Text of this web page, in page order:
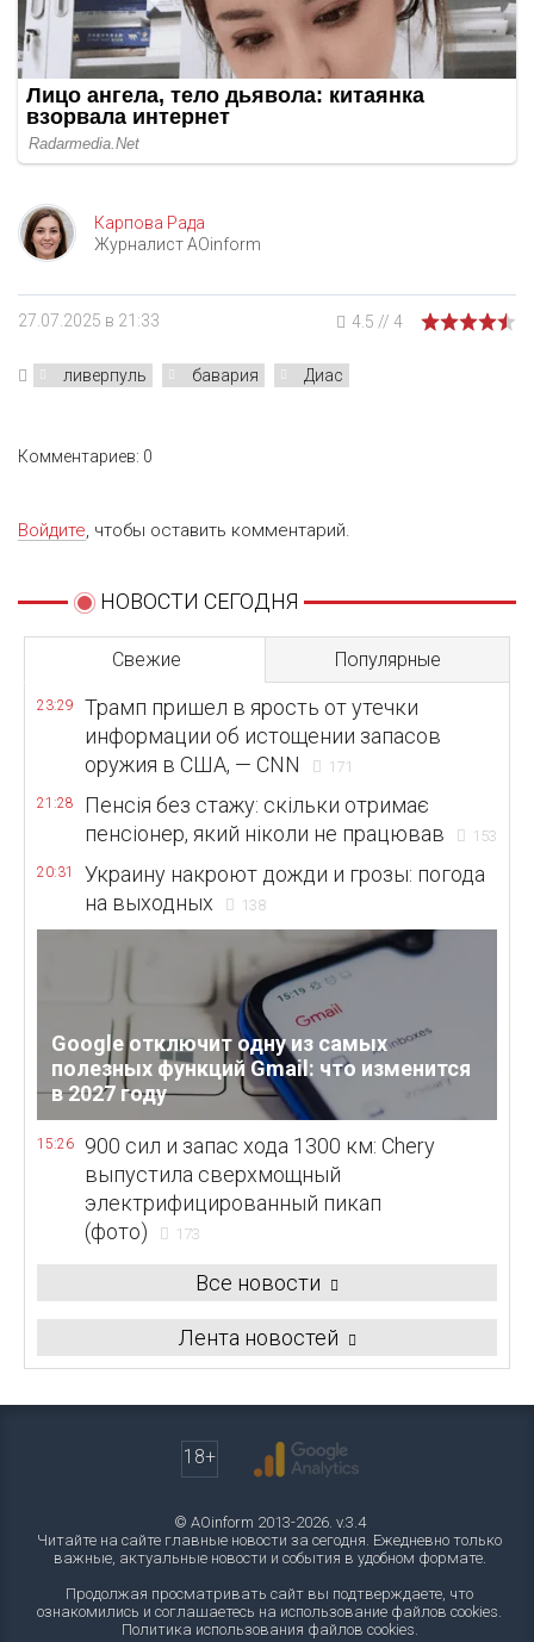
Карпова Рада
Журналист AOinform
27.07.2025 в 21:33 4.5 // 4
ливерпуль бавария Диас
Комментариев: 0
Войдите, чтобы оставить комментарий.
НОВОСТИ СЕГОДНЯ
Свежие Популярные
23:29
Трамп пришел в ярость от утечки
информации об истощении запасов
оружия в США, — CNN
171
21:28
Пенсія без стажу: скільки отримає
пенсіонер, який ніколи не працював
153
20:31
Украину накроют дожди и грозы: погода
на выходных
138
Google отключит одну из самых
полезных функций Gmail: что изменится
в 2027 году
15:26
900 сил и запас хода 1300 км: Chery
выпустила сверхмощный
электрифицированный пикап
(фото)
173
Все новости
Лента новостей
18+
© AOinform 2013-2026. v.3.4
Читайте на сайте главные новости за сегодня. Ежедневно только
важные, актуальные новости и события в удобном формате.
Продолжая просматривать сайт вы подтверждаете, что
ознакомились и соглашаетесь на использование файлов cookies.
Политика использования файлов cookies.